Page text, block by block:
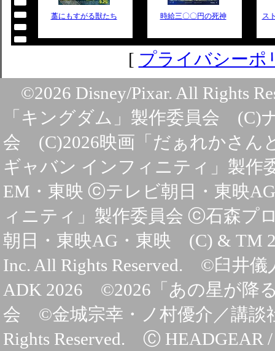
藁にもすがる獣たち 時給三〇〇円の死神 ス
[ プライバシーポ
©2026 Disney/Pixar. All Rights
「キングダム」製作委員会 (C)
会 (C)2026映画「だぁれかさん
ギャバン インフィニティ」製
EM・東映 ⓒテレビ朝日・東映
ィニティ」製作委員会 ⓒ石森プ
朝日・東映AG・東映 (C) & TM
Inc. All Rights Reserved. ©臼井
ADK 2026 ©2026「あの星が降
会 ©金城宗幸・ノ村優介／講談
Rights Reserved. Ⓒ